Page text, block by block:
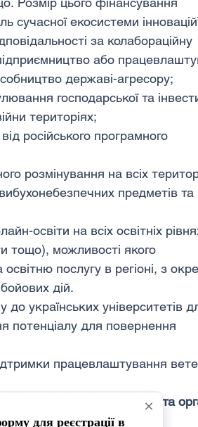
сучасної екосистеми
за колабораційну
або
державі-агресору;
господарської та
територіях;
російського програмного
розмінування на всіх
предметів та
освіти на всіх освітніх
тощо), можливості якого
послугу в регіоні, з
дій.
українських університетів
потенціалу для повернення
працевлаштування
контролюючих органів та